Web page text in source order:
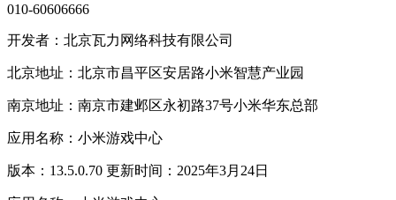
010-60606666
开发者：北京瓦力网络科技有限公司
北京地址：北京市昌平区安居路小米智慧产业园
南京地址：南京市建邺区永初路37号小米华东总部
应用名称：小米游戏中心
版本：13.5.0.70 更新时间：2025年3月24日